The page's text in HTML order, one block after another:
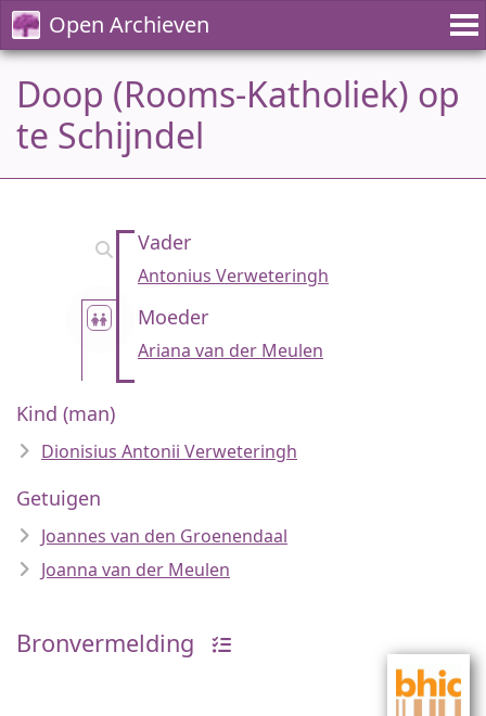
Open Archieven
Doop (Rooms-Katholiek) op
te Schijndel
Vader
Antonius Verweteringh
Moeder
Ariana van der Meulen
Kind (man)
Dionisius Antonii Verweteringh
Getuigen
Joannes van den Groenendaal
Joanna van der Meulen
Bronvermelding